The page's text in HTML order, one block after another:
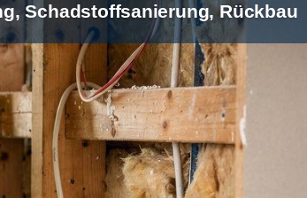
Schadstoffsanierung, Rückbau